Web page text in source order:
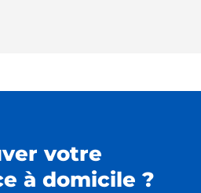
votre
à domicile ?